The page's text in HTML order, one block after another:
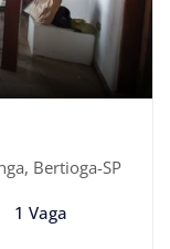
Bertioga-SP
1 Vaga